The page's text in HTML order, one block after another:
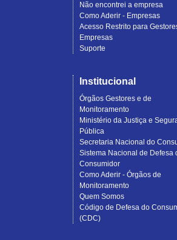
Não encontrei a empresa
Como Aderir - Empresas
Acesso Restrito para
Empresas
Suporte
Institucional
Órgãos Gestores e de
Monitoramento
Ministério da Justiça e
Pública
Secretaria Nacional do
Sistema Nacional de Defesa
Consumidor
Como Aderir - Órgãos de
Monitoramento
Quem Somos
Código de Defesa do
(CDC)